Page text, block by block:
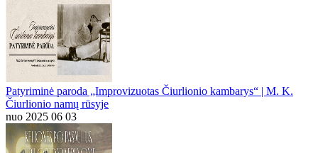
Patyriminė paroda „Improvizuotas Čiurlionio kambarys“ | M. K.
Čiurlionio namų rūsyje
nuo 2025 06 03